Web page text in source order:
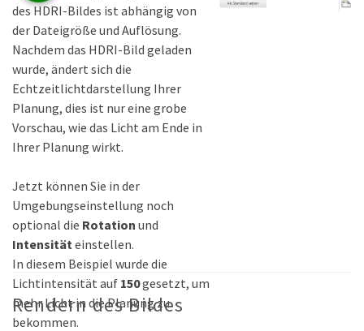
des HDRI-Bildes ist abhängig von
der Dateigröße und Auflösung.
Nachdem das HDRI-Bild geladen
wurde, ändert sich die
Echtzeitlichtdarstellung Ihrer
Planung, dies ist nur eine grobe
Vorschau, wie das Licht am Ende in
Ihrer Planung wirkt.
Jetzt können Sie in der
Umgebungseinstellung noch
optional die Rotation und
Intensität einstellen.
In diesem Beispiel wurde die
Lichtintensität auf 150gesetzt, um
mehr Licht in die Planung zu
bekommen.
Rendern des Bildes